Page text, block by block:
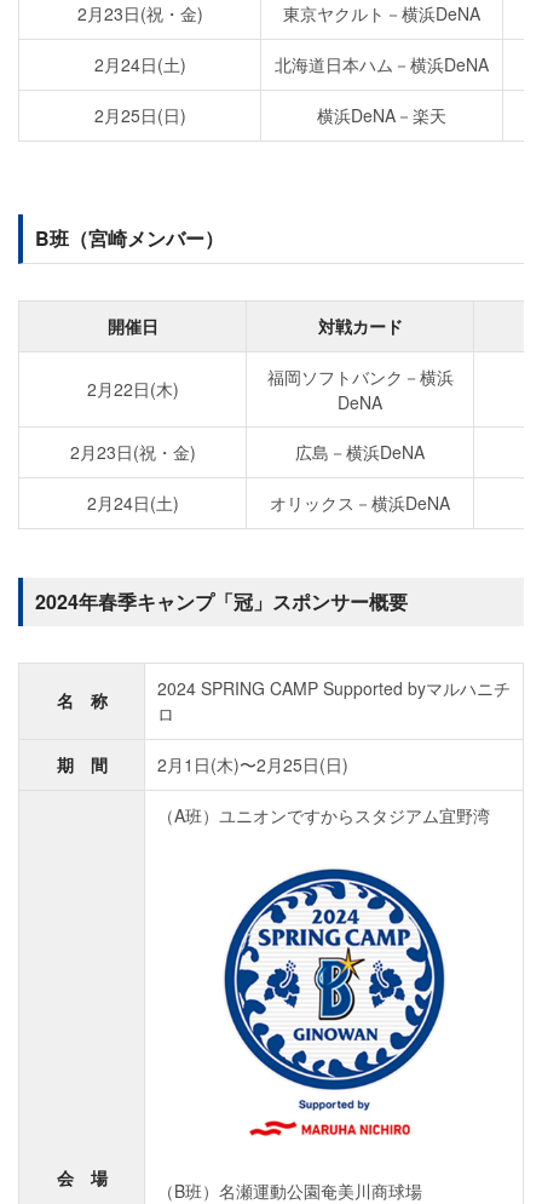
2月23日(祝・金) 東京ヤクルト－横浜DeNA
2月24日(土) 北海道日本ハム－横浜DeNA
2月25日(日) 横浜DeNA－楽天
B班（宮崎メンバー）
開催日 対戦カード
2月22日(木)
福岡ソフトバンク－横浜
DeNA
2月23日(祝・金) 広島－横浜DeNA
2月24日(土) オリックス－横浜DeNA
2024年春季キャンプ「冠」スポンサー概要
名 称
2024 SPRING CAMP Supported byマルハニチ
ロ
期 間 2月1日(木)〜2月25日(日)
会 場
（A班）ユニオンですからスタジアム宜野湾
（B班）名瀬運動公園奄美川商球場